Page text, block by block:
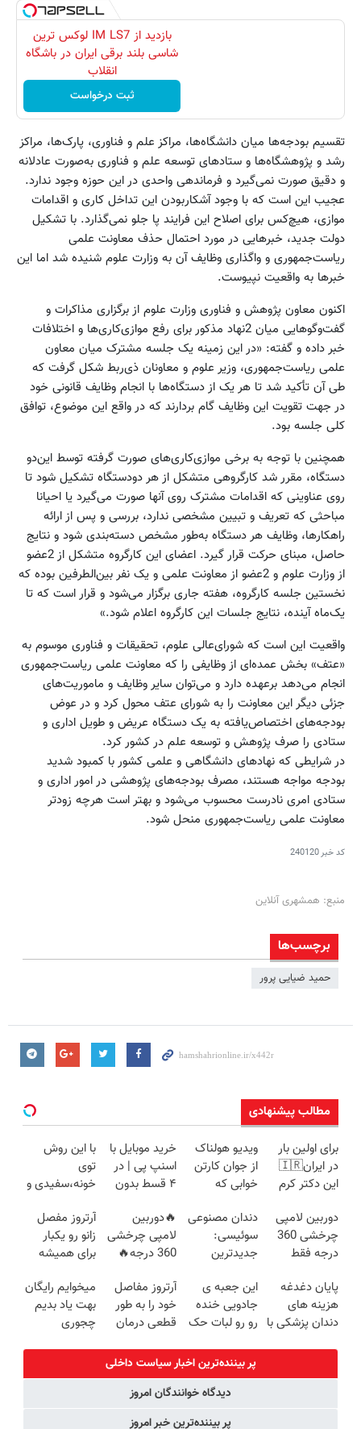
بازدید از IM LS7 لوکس ترین
شاسی بلند برقی ایران در باشگاه
انقلاب
ثبت درخواست
تقسیم بودجه‌ها میان دانشگاه‌ها، مراکز علم و فناوری، پارک‌ها، مراکز
رشد و پژوهشگاه‌ها و ستادهای توسعه علم و فناوری به‌صورت عادلانه
و دقیق صورت نمی‌گیرد و فرماندهی واحدی در این حوزه وجود ندارد.
عجیب این است که با وجود آشکار‌بودن این تداخل کاری و اقدامات
موازی، هیچ‌کس برای اصلاح این فرایند پا جلو نمی‌گذارد. با تشکیل
دولت جدید، خبرهایی در مورد احتمال حذف معاونت علمی
ریاست‌جمهوری و واگذاری وظایف آن به وزارت علوم شنیده شد اما این
خبرها به واقعیت نپیوست.
اکنون معاون پژوهش و فناوری وزارت علوم از برگزاری مذاکرات و
گفت‌وگوهایی میان 2نهاد مذکور برای رفع موازی‌کاری‌ها و اختلافات
خبر داده و گفته: «در این زمینه یک جلسه مشترک میان معاون
علمی ریاست‌جمهوری، وزیر علوم و معاونان ذی‌ربط شکل گرفت که
طی آن تأکید شد تا هر یک از دستگاه‌ها با انجام وظایف قانونی خود
در جهت تقویت این وظایف گام بردارند که در واقع این موضوع، توافق
کلی جلسه بود.
همچنین با توجه به برخی موازی‌کاری‌های صورت گرفته توسط این‌دو
دستگاه، مقرر شد کارگروهی متشکل از هر دودستگاه تشکیل شود تا
روی عناوینی که اقدامات مشترک روی آنها صورت می‌گیرد یا احیانا
مباحثی که تعریف و تبیین مشخصی ندارد، بررسی و پس از ارائه
راهکارها، وظایف هر دستگاه به‌طور مشخص دسته‌بندی شود و نتایج
حاصل، مبنای حرکت قرار گیرد. اعضای این کارگروه متشکل از 2عضو
از وزارت علوم و 2عضو از معاونت علمی و یک نفر بین‌الطرفین بوده که
نخستین جلسه کارگروه، هفته جاری برگزار می‌شود و قرار است که تا
یک‌ماه آینده، نتایج جلسات این کارگروه اعلام شود.»
واقعیت این است که شورای‌عالی علوم، تحقیقات و فناوری موسوم به
«عتف» بخش عمده‌ای از وظایفی را که معاونت علمی ریاست‌جمهوری
انجام می‌دهد بر‌عهده دارد و می‌توان سایر وظایف و ماموریت‌های
جزئی دیگر این معاونت را به شورای عتف محول کرد و در عوض
بودجه‌های اختصاص‌یافته به یک دستگاه عریض و طویل اداری و
ستادی را صرف پژوهش و توسعه علم در کشور کرد.
در شرایطی که نهادهای دانشگاهی و علمی کشور با کمبود شدید
بودجه مواجه هستند، مصرف بودجه‌های پژوهشی در امور اداری و
ستادی امری نادرست محسوب می‌شود و بهتر است هرچه زودتر
معاونت علمی ریاست‌جمهوری منحل شود.
کد خبر240120
منبع: همشهری آنلاین
برچسب‌ها
حمید ضیایی پرور
مطالب پیشنهادی
برای اولین بار
در ایران🇮🇷
این دکتر کرم
روزه ساخت!
ویدیو هولناک
از جوان کارتن
خوابی که
آموزش رایگان
خرید موبایل با
اسنپ پی | در
۴ قسط بدون
با این روش
توی
خونه،سفیدی و
برگردون
(40%off)
دوربین لامپی
چرخشی 360
درجه فقط
🔥 پرداخت
درب منزل
دندان مصنوعی
سوئیسی:
جدیدترین
سبک و مقاوم |
پرداخت قسطی
🔥دوربین
لامپی چرخشی
360 درجه🔥
منزل + گارانتی
تعویض
آرتروز مفصل
زانو رو یکبار
برای همیشه
◗پرسش‌نامه◖
پایان دغدغه
هزینه های
دندان پزشکی با
این جعبه ی
جادویی خنده
رو رو لبات حک
خرید40%تخفیف
آرتروز مفاصل
خود را به طور
قطعی درمان
◗پرسش‌نامه◖
میخوایم رایگان
بهت یاد بدیم
چجوری
مجانیه
پر بیننده‌ترین اخبار سیاست داخلی
دیدگاه خوانندگان امروز
پر بیننده‌ترین خبر امروز